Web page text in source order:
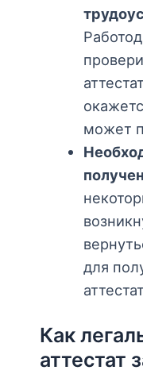
может
для
Как
аттестат